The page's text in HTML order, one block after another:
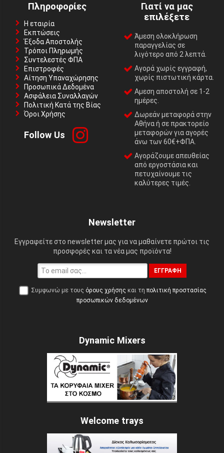
Πληροφορίες
Η εταιρία
Εκπτώσεις
Έξοδα Αποστολής
Τρόποι Πληρωμής
Συντελεστές ΦΠΑ
Επιστροφές
Αίτηση Υπαναχώρησης
Προσωπικά Δεδομένα
Ασφάλεια Συναλλαγών
Πολιτική Κατά της Βίας
Όροι Χρήσης
Follow Us
Γιατί να μας
επιλέξετε
Άμεση ολοκλήρωση
παραγγελίας σε
λιγότερο από 2 λεπτά.
Αγορά χωρίς εγγραφή,
χωρίς πιστωτική κάρτα.
Αμεση αποστολή σε 1-2
ημέρες.
Δωρεάν μεταφορά στην
Αθήνα ή σε πρακτορείο
μεταφορών για αγορές
άνω των 60€+ΦΠΑ.
Αγοράζουμε απευθείας
από εργοστάσια και
πετυχαίνουμε τις
καλύτερες τιμές.
Newsletter
Εγγραφείτε στο newsletter μας για να μαθαίνετε πρώτοι τις
προσφορές και τα νέα μας προϊόντα!
ΕΓΓΡΑΦΉ
Συμφωνώ με τους όρους χρήσης και τη πολιτική προστασίας
προσωπικών δεδομένων
Dynamic Mixers
Welcome trays